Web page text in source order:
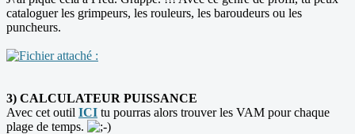
cataloguer les grimpeurs, les rouleurs, les baroudeurs ou les
puncheurs.
3) CALCULATEUR PUISSANCE
Avec cet outil ICI tu pourras alors trouver les VAM pour chaque
plage de temps.